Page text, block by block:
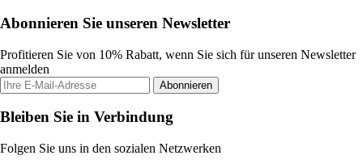
Abonnieren Sie unseren Newsletter
Profitieren Sie von 10% Rabatt, wenn Sie sich für unseren Newsletter
anmelden
Abonnieren
Bleiben Sie in Verbindung
Folgen Sie uns in den sozialen Netzwerken